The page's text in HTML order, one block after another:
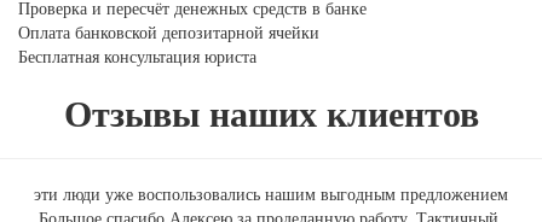
Проверка и пересчёт денежных средств в банке
Оплата банковской депозитарной ячейки
Бесплатная консультация юриста
Отзывы наших клиентов
эти люди уже воспользовались нашим выгодным предложением